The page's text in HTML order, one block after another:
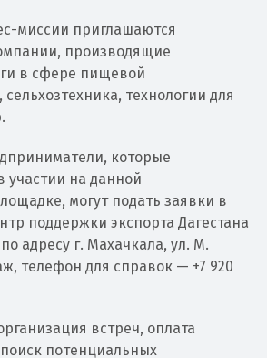
миссии приглашаются
производящие
в сфере пищевой
технологии для
которые
участии на данной
могут подать заявки в
поддержки экспорта Дагестана
адресу г. Махачкала, ул. М.
телефон для справок — +7 920
встреч, оплата
потенциальных